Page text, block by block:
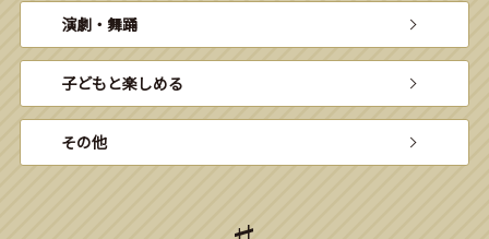
演劇・舞踊
子どもと楽しめる
その他